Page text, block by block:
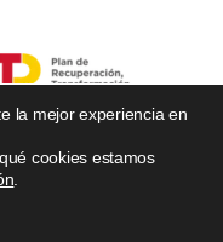
Red.es por importe
Europea –
de implantación de
la mejor experiencia en
cookies estamos